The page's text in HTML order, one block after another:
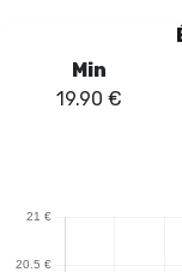
de 850 mAh assure
le niveau de e-
négligeable pour les
somme, le Puff Al
Cerise est un choix
fruitée, alliant
Min
19.90 €